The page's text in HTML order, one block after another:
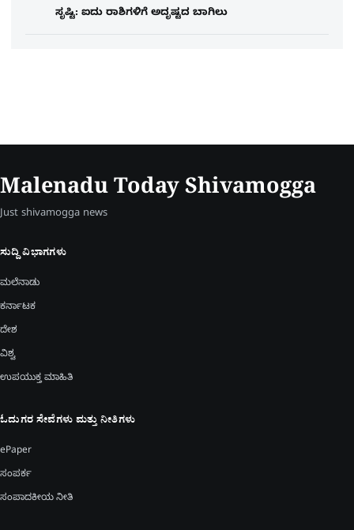
ಸೃಷ್ಟಿ: ಐದು ರಾಶಿಗಳಿಗೆ ಅದೃಷ್ಟದ ಬಾಗಿಲು
Malenadu Today Shivamogga
Just shivamogga news
ಸುದ್ದಿ ವಿಭಾಗಗಳು
ಮಲೆನಾಡು
ಕರ್ನಾಟಕ
ದೇಶ
ವಿಶ್ವ
ಉಪಯುಕ್ತ ಮಾಹಿತಿ
ಓದುಗರ ಸೇವೆಗಳು ಮತ್ತು ನೀತಿಗಳು
ePaper
ಸಂಪರ್ಕ
ಸಂಪಾದಕೀಯ ನೀತಿ